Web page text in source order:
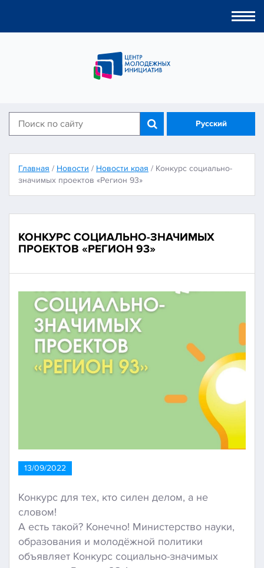
Русский
Главная / Новости / Новости края / Конкурс социально-
значимых проектов «Регион 93»
КОНКУРС СОЦИАЛЬНО-ЗНАЧИМЫХ
ПРОЕКТОВ «РЕГИОН 93»
13/09/2022
Конкурс для тех, кто силен делом, а не
словом!
А есть такой? Конечно! Министерство науки,
образования и молодёжной политики
объявляет Конкурс социально-значимых